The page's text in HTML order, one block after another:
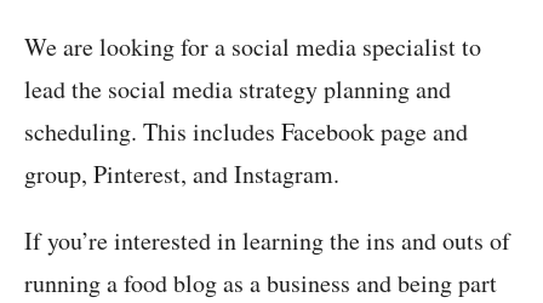
We are looking for a social media specialist to
lead the social media strategy planning and
scheduling. This includes Facebook page and
group, Pinterest, and Instagram.
If you’re interested in learning the ins and outs of
running a food blog as a business and being part